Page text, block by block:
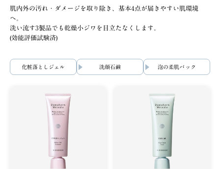
肌内外の汚れ・ダメージを取り除き、基本4点が届きやすい肌環境
へ。
洗い流す3製品でも乾燥小ジワを目立たなくします。
(効能評価試験済)
化粧落としジェル 洗顔石鹸 泡の柔肌パック